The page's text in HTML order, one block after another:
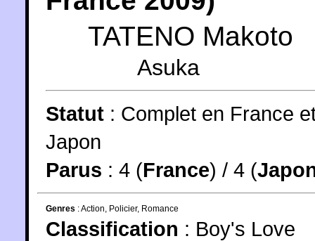
TATENO Makoto
Asuka
Statut : Complet en France
Japon
Parus : 4 (France) / 4 (
Genres :Action Policier, Romance
Classification : Boy's Love